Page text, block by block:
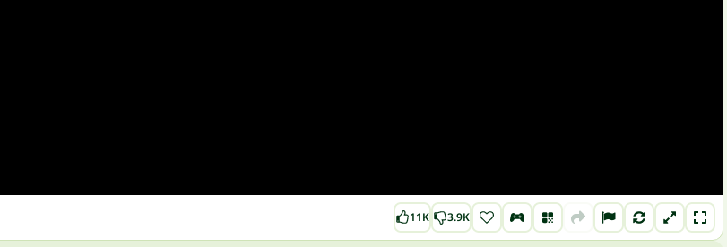
11K 3.9K